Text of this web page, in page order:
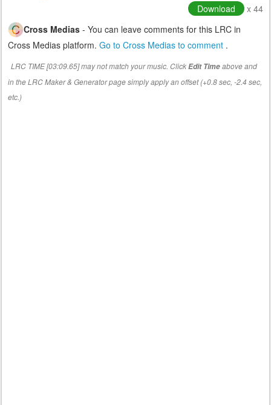
Download
x 44
Cross Medias - You can leave comments for this LRC in
Cross Medias platform. Go to Cross Medias to comment .
LRC TIME [03:09.65] may not match your music. ClickEdit Timeabove and
in the LRC Maker & Generator page simply apply an offset (+0.8 sec, -2.4 sec,
etc.)